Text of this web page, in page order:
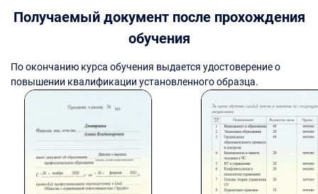
Получаемый документ после прохождения
обучения
По окончанию курса обучения выдается удостоверение о
повышении квалификации установленного образца.